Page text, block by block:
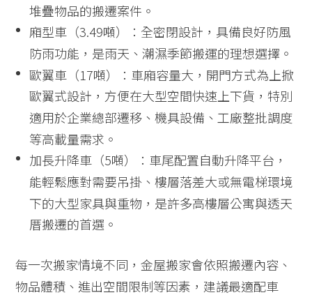
堆疊物品的搬遷案件。
廂型車（3.49噸）：全密閉設計，具備良好防風
防雨功能，是雨天、潮濕季節搬運的理想選擇。
歐翼車（17噸）：車廂容量大，開門方式為上掀
歐翼式設計，方便在大型空間快速上下貨，特別
適用於企業總部遷移、機具設備、工廠整批調度
等高載量需求。
加長升降車（5噸）：車尾配置自動升降平台，
能輕鬆應對需要吊掛、樓層落差大或無電梯環境
下的大型家具與重物，是許多高樓層公寓與透天
厝搬遷的首選。
每一次搬家情境不同，金屋搬家會依照搬遷內容、
物品體積、進出空間限制等因素，建議最適配車